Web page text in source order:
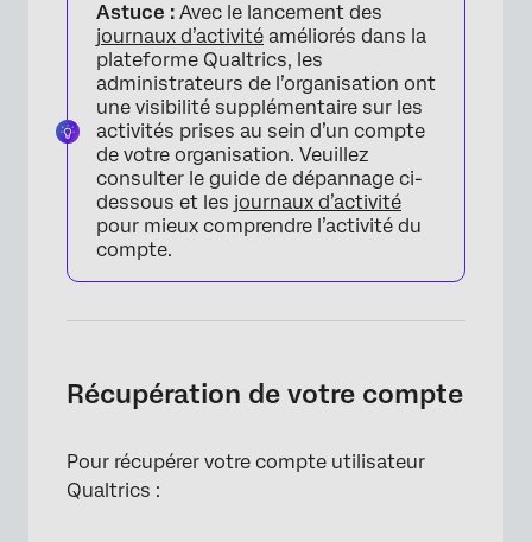
Astuce : Avec le lancement des
journaux d’activité améliorés dans la
plateforme Qualtrics, les
administrateurs de l’organisation ont
une visibilité supplémentaire sur les
activités prises au sein d’un compte
de votre organisation. Veuillez
consulter le guide de dépannage ci-
dessous et les journaux d’activité
pour mieux comprendre l’activité du
compte.
Récupération de votre compte
Pour récupérer votre compte utilisateur
Qualtrics :